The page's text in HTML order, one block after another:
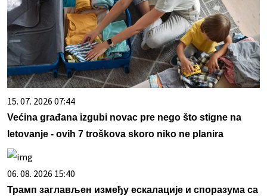
15. 07. 2026 07:44
Većina građana izgubi novac pre nego što stigne na
letovanje - ovih 7 troškova skoro niko ne planira
06. 08. 2026 15:40
Трамп заглављен између ескалације и споразума са